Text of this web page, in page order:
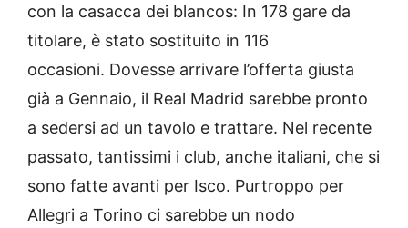
con la casacca dei blancos: In 178 gare da
titolare, è stato sostituito in 116
occasioni. Dovesse arrivare l’offerta giusta
già a Gennaio, il Real Madrid sarebbe pronto
a sedersi ad un tavolo e trattare. Nel recente
passato, tantissimi i club, anche italiani, che si
sono fatte avanti per Isco. Purtroppo per
Allegri a Torino ci sarebbe un nodo